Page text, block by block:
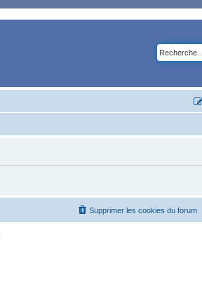
Supprimer les cookies du forum